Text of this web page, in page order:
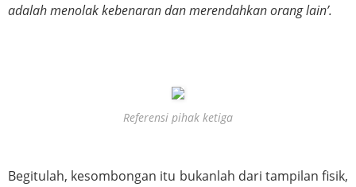
adalah menolak kebenaran dan merendahkan orang lain’.
Referensi pihak ketiga
Begitulah, kesombongan itu bukanlah dari tampilan fisik,